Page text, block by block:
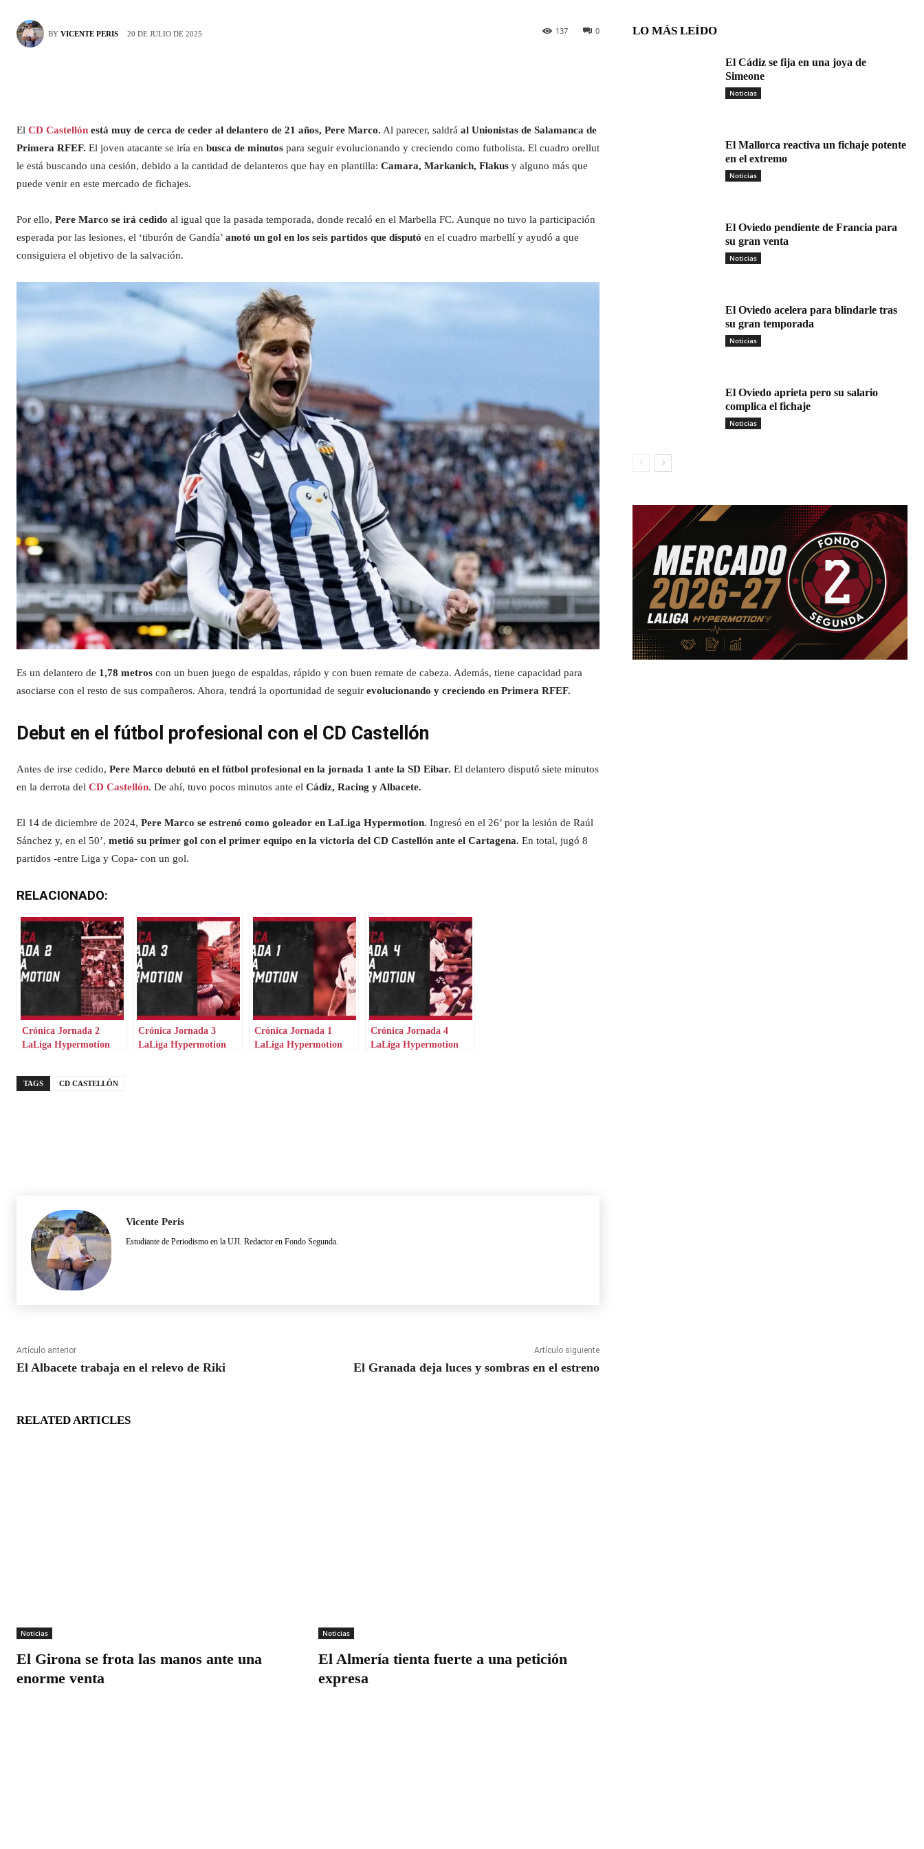
BY VICENTE PERIS 20 DE JULIO DE 2025 0
137
El CD Castellón está muy de cerca de ceder al delantero de 21 años, Pere Marco. Al parecer, saldrá al Unionistas de Salamanca de
Primera RFEF. El joven atacante se iría en busca de minutos para seguir evolucionando y creciendo como futbolista. El cuadro orellut
le está buscando una cesión, debido a la cantidad de delanteros que hay en plantilla: Camara, Markanich, Flakus y alguno más que
puede venir en este mercado de fichajes.
Por ello, Pere Marco se irá cedido al igual que la pasada temporada, donde recaló en el Marbella FC. Aunque no tuvo la participación
esperada por las lesiones, el ‘tiburón de Gandía’ anotó un gol en los seis partidos que disputó en el cuadro marbellí y ayudó a que
consiguiera el objetivo de la salvación.
Es un delantero de 1,78 metros con un buen juego de espaldas, rápido y con buen remate de cabeza. Además, tiene capacidad para
asociarse con el resto de sus compañeros. Ahora, tendrá la oportunidad de seguir evolucionando y creciendo en Primera RFEF.
Debut en el fútbol profesional con el CD Castellón
Antes de irse cedido, Pere Marco debutó en el fútbol profesional en la jornada 1 ante la SD Eibar. El delantero disputó siete minutos
en la derrota del CD Castellón. De ahí, tuvo pocos minutos ante el Cádiz, Racing y Albacete.
El 14 de diciembre de 2024, Pere Marco se estrenó como goleador en LaLiga Hypermotion. Ingresó en el 26’ por la lesión de Raúl
Sánchez y, en el 50’, metió su primer gol con el primer equipo en la victoria del CD Castellón ante el Cartagena. En total, jugó 8
partidos -entre Liga y Copa- con un gol.
RELACIONADO:
Crónica Jornada 2
LaLiga Hypermotion
Crónica Jornada 3
LaLiga Hypermotion
Crónica Jornada 1
LaLiga Hypermotion
Crónica Jornada 4
LaLiga Hypermotion
TAGS CD CASTELLÓN
Vicente Peris
Estudiante de Periodismo en la UJI. Redactor en Fondo Segunda.
Artículo anterior
El Albacete trabaja en el relevo de Riki
Artículo siguiente
El Granada deja luces y sombras en el estreno
RELATED ARTICLES
Noticias
El Girona se frota las manos ante una
enorme venta
Noticias
El Almería tienta fuerte a una petición
expresa
LO MÁS LEÍDO
El Cádiz se fija en una joya de
Simeone
Noticias
El Mallorca reactiva un fichaje potente
en el extremo
Noticias
El Oviedo pendiente de Francia para
su gran venta
Noticias
El Oviedo acelera para blindarle tras
su gran temporada
Noticias
El Oviedo aprieta pero su salario
complica el fichaje
Noticias